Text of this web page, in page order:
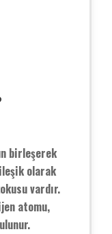
birleşerek
olarak
vardır.
atomu,